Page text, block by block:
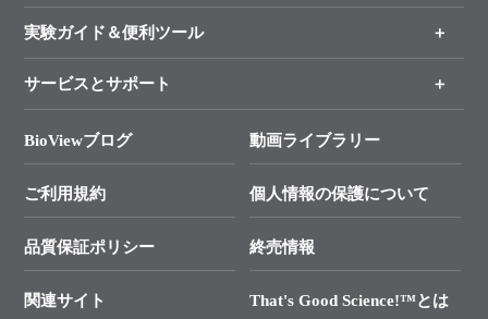
新製品情報
キャンペーン
タカラバイオ各種会員募集のお知らせ
終売製品のお知らせ
価格改定のご案内
タカラバイオ発表文献
実験ガイド＆便利ツール
リアルタイムPCR実験のススメ
幹細胞・再生医療研究ガイド
クローニング実験ガイド
SMARTer NGSポータルサイト
プライマー設計
サービスとサポート
総合お問い合わせ
├ 実験コンシェルジュ
├ 受託サービスお問い合わせ
BioViewブログ 動画ライブラリー
ご利用規約 個人情報の保護について
品質保証ポリシー 終売情報
関連サイト That's Good Science!™とは